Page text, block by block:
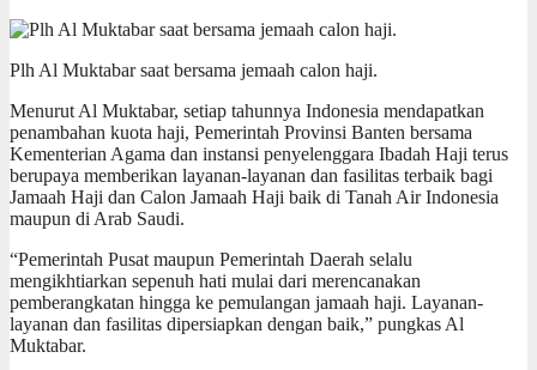
Plh Al Muktabar saat bersama jemaah calon haji.
Menurut Al Muktabar, setiap tahunnya Indonesia mendapatkan
penambahan kuota haji, Pemerintah Provinsi Banten bersama
Kementerian Agama dan instansi penyelenggara Ibadah Haji terus
berupaya memberikan layanan-layanan dan fasilitas terbaik bagi
Jamaah Haji dan Calon Jamaah Haji baik di Tanah Air Indonesia
maupun di Arab Saudi.
“Pemerintah Pusat maupun Pemerintah Daerah selalu
mengikhtiarkan sepenuh hati mulai dari merencanakan
pemberangkatan hingga ke pemulangan jamaah haji. Layanan-
layanan dan fasilitas dipersiapkan dengan baik,” pungkas Al
Muktabar.